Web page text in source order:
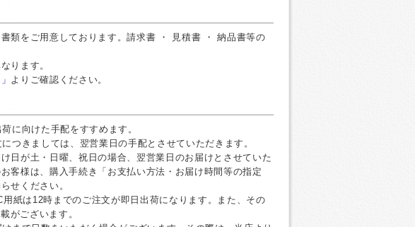
類をご用意しております。請求書 ・ 見積書 ・ 納品書等の
ります。
よりご確認ください。
に向けた手配をすすめます。
つきましては、翌営業日の手配とさせていただきます。
日が土・日曜、祝日の場合、翌営業日のお届けとさせていた
客様は、購入手続き「お支払い方法・お届け時間等の指定
せください。
紙は12時までのご注文が即日出荷になります。また、その
がございます。